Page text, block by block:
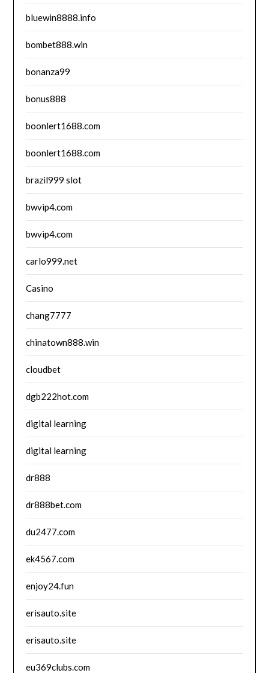
bluewin8888.info
bombet888.win
bonanza99
bonus888
boonlert1688.com
boonlert1688.com
brazil999 slot
bwvip4.com
bwvip4.com
carlo999.net
Casino
chang7777
chinatown888.win
cloudbet
dgb222hot.com
digital learning
digital learning
dr888
dr888bet.com
du2477.com
ek4567.com
enjoy24.fun
erisauto.site
erisauto.site
eu369clubs.com